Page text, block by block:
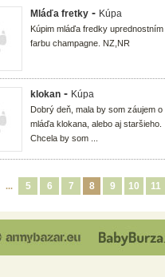
Mláďa fretky - Kúpa
Kúpim mláďa fredky uprednostním
farbu champagne. NZ,NR
klokan - Kúpa
Dobrý deň, mala by som záujem o
mláďa klokana, alebo aj staršieho.
Chcela by som ...
... 5 6 7 8 9 10 11